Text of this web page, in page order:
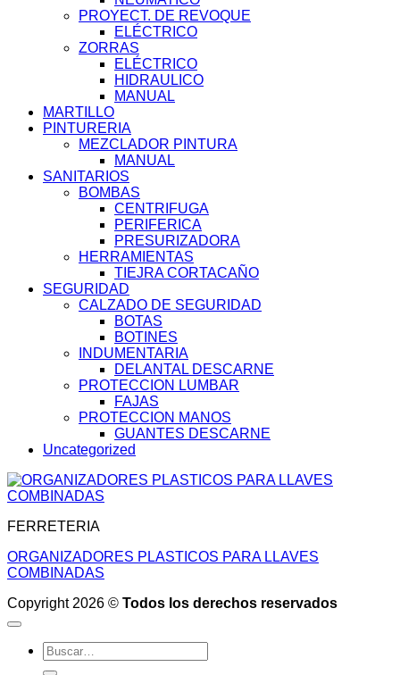
PROYECT. DE REVOQUE
ELÉCTRICO
ZORRAS
ELÉCTRICO
HIDRAULICO
MANUAL
MARTILLO
PINTURERIA
MEZCLADOR PINTURA
MANUAL
SANITARIOS
BOMBAS
CENTRIFUGA
PERIFERICA
PRESURIZADORA
HERRAMIENTAS
TIEJRA CORTACAÑO
SEGURIDAD
CALZADO DE SEGURIDAD
BOTAS
BOTINES
INDUMENTARIA
DELANTAL DESCARNE
PROTECCION LUMBAR
FAJAS
PROTECCION MANOS
GUANTES DESCARNE
Uncategorized
FERRETERIA
ORGANIZADORES PLASTICOS PARA LLAVES
COMBINADAS
Copyright 2026 © Todos los derechos reservados
Buscar
por: